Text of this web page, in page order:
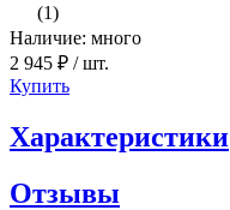
(1)
Наличие: много
2 945 ₽ / шт.
Купить
Характеристики
Отзывы